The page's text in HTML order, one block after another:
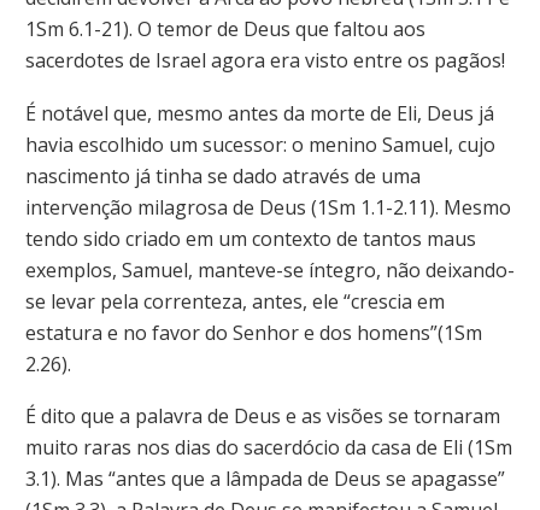
1Sm 6.1-21). O temor de Deus que faltou aos
sacerdotes de Israel agora era visto entre os pagãos!
É notável que, mesmo antes da morte de Eli, Deus já
havia escolhido um sucessor: o menino Samuel, cujo
nascimento já tinha se dado através de uma
intervenção milagrosa de Deus (1Sm 1.1-2.11). Mesmo
tendo sido criado em um contexto de tantos maus
exemplos, Samuel, manteve-se íntegro, não deixando-
se levar pela correnteza, antes, ele “crescia em
estatura e no favor do Senhor e dos homens”(1Sm
2.26).
É dito que a palavra de Deus e as visões se tornaram
muito raras nos dias do sacerdócio da casa de Eli (1Sm
3.1). Mas “antes que a lâmpada de Deus se apagasse”